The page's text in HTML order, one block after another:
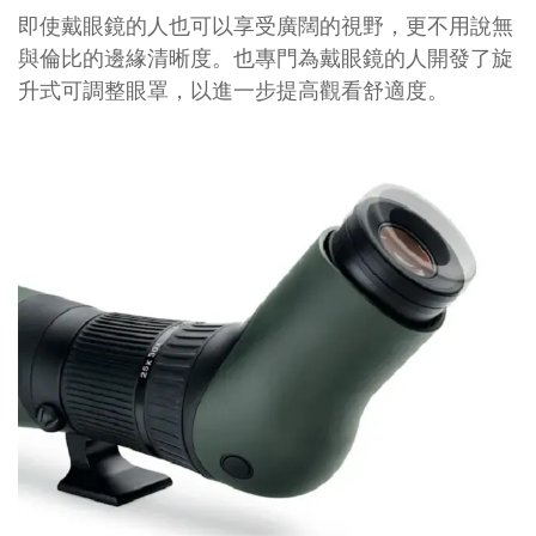
即使戴眼鏡的人也可以享受廣闊的視野，更不用說無
與倫比的邊緣清晰度。也專門為戴眼鏡的人開發了旋
升式可調整眼罩，以進一步提高觀看舒適度。